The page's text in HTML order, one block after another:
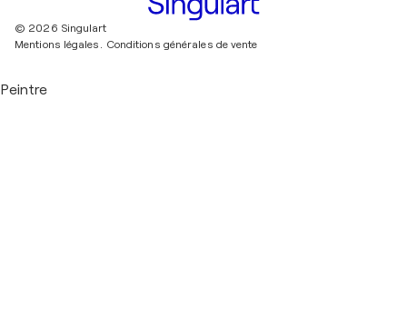
© 2026 Singulart
Mentions légales. Conditions générales de vente
Peintre